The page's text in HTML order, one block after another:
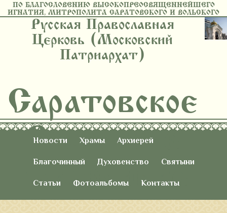
ПО БЛАГОСЛОВЕНИЮ ВЫСОКОПРЕОСВЯЩЕННЕЙШЕГО
ИГНАТИЯ, МИТРОПОЛИТА САРАТОВСКОГО И ВОЛЬСКОГО
Русская Православная
Церковь (Московский
Патриархат)
Саратовское
Восточное
Благочиние
Новости Храмы
Архиерей
Благочинный
Духовенство
Святыни
Статьи
Фотоальбомы Контакты